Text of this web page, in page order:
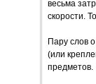
весьма
скорости.
Пару слов
(или
предметов.